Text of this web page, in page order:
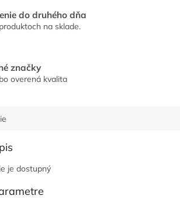
do druhého dňa
na sklade.
značky
overená kvalita
je dostupný